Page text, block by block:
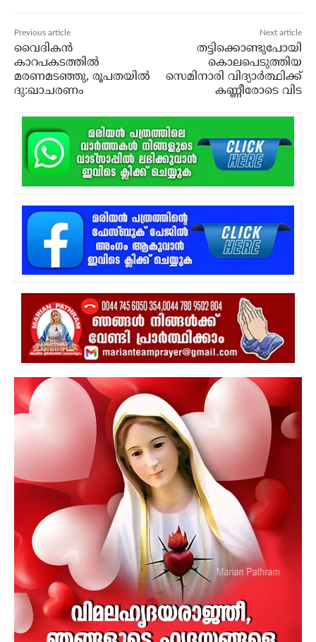
Previous article
വൈദികന്‍
കാറപകടത്തില്‍
മരണമടഞ്ഞു, രൂപതയില്‍
ദു:ഖാചരണം
Next article
തട്ടിക്കൊണ്ടുപോയി
കൊലപെടുത്തിയ
സെമിനാരി വിദ്യാര്‍ത്ഥിക്ക്
കണ്ണീരോടെ വിട